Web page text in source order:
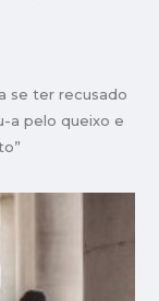
se ter recusado
a pelo queixo e